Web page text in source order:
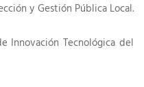
y Gestión Pública Local.
Innovación Tecnológica del